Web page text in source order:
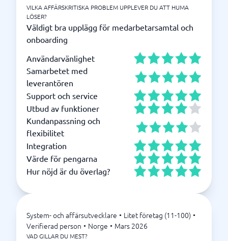
VILKA AFFÄRSKRITISKA PROBLEM UPPLEVER DU ATT HUMA
LÖSER?
Väldigt bra upplägg för medarbetarsamtal och
onboarding
Användarvänlighet
Samarbetet med
leverantören
Support och service
Utbud av funktioner
Kundanpassning och
flexibilitet
Integration
Värde för pengarna
Hur nöjd är du överlag?
System- och affärsutvecklare • Litet företag (11-100) •
Verifierad person • Norge • Mars 2026
VAD GILLAR DU MEST?